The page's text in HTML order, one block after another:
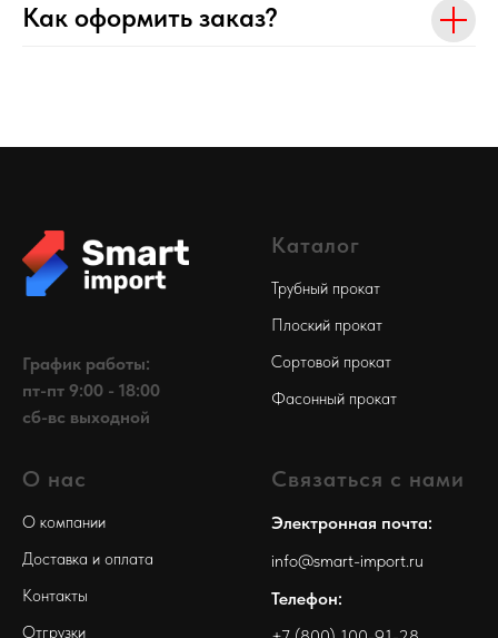
Как оформить заказ?
График работы:
пт-пт 9:00 - 18:00
сб-вс выходной
Каталог
Трубный прокат
Плоский прокат
Сортовой прокат
Фасонный прокат
О нас
О компании
Доставка и оплата
Контакты
Отгрузки
Связаться с нами
Электронная почта:
info@smart-import.ru
Телефон: